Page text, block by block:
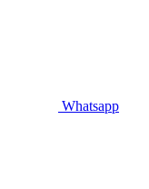
Whatsapp